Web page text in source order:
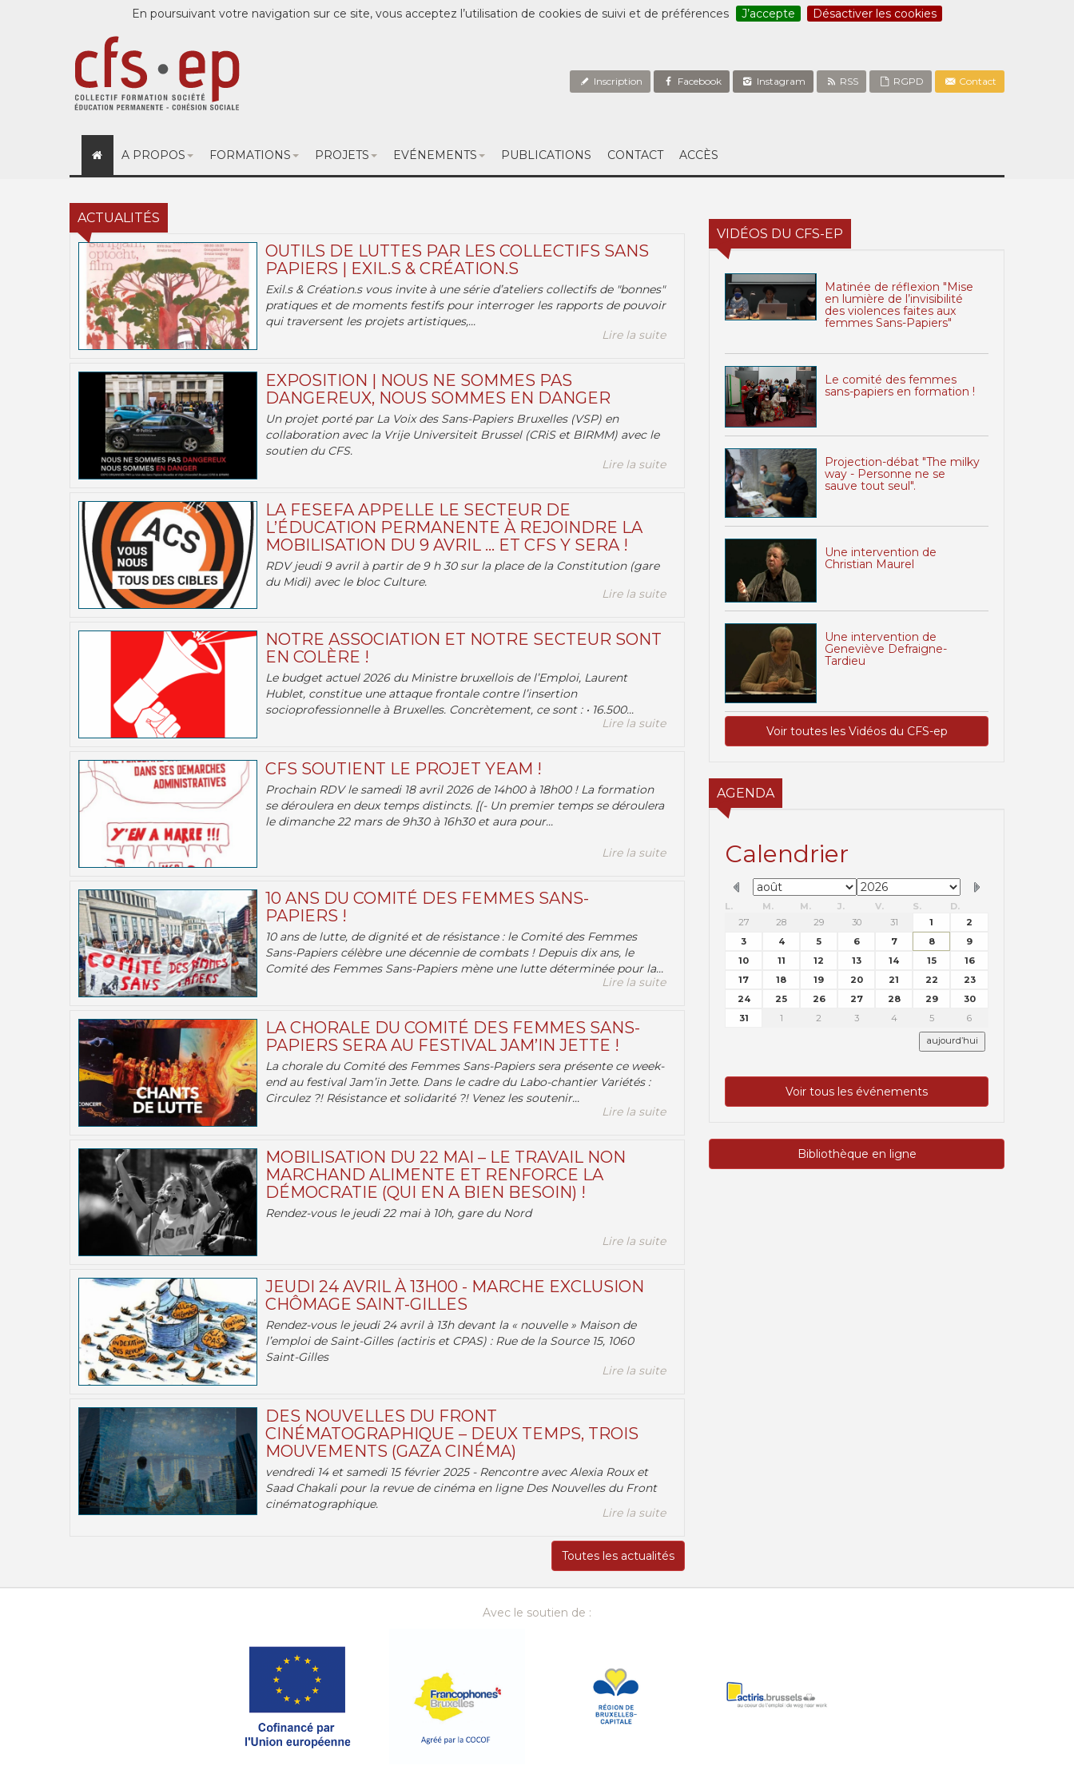
En poursuivant votre navigation sur ce site, vous acceptez l’utilisation de cookies de suivi et de préférences J’accepte Désactiver les cookies
Inscription Facebook Instagram RSS RGPD Contact
A PROPOS FORMATIONS PROJETS EVÉNEMENTS PUBLICATIONS CONTACT ACCÈS
ACTUALITÉS
OUTILS DE LUTTES PAR LES COLLECTIFS SANS
PAPIERS | EXIL.S & CRÉATION.S
Exil.s & Création.s vous invite à une série d’ateliers collectifs de "bonnes"
pratiques et de moments festifs pour interroger les rapports de pouvoir
qui traversent les projets artistiques,...
Lire la suite
EXPOSITION | NOUS NE SOMMES PAS
DANGEREUX, NOUS SOMMES EN DANGER
Un projet porté par La Voix des Sans-Papiers Bruxelles (VSP) en
collaboration avec la Vrije Universiteit Brussel (CRiS et BIRMM) avec le
soutien du CFS.
Lire la suite
LA FESEFA APPELLE LE SECTEUR DE
L’ÉDUCATION PERMANENTE À REJOINDRE LA
MOBILISATION DU 9 AVRIL … ET CFS Y SERA !
RDV jeudi 9 avril à partir de 9 h 30 sur la place de la Constitution (gare
du Midi) avec le bloc Culture.
Lire la suite
NOTRE ASSOCIATION ET NOTRE SECTEUR SONT
EN COLÈRE !
Le budget actuel 2026 du Ministre bruxellois de l’Emploi, Laurent
Hublet, constitue une attaque frontale contre l’insertion
socioprofessionnelle à Bruxelles. Concrètement, ce sont : • 16.500...
Lire la suite
CFS SOUTIENT LE PROJET YEAM !
Prochain RDV le samedi 18 avril 2026 de 14h00 à 18h00 ! La formation
se déroulera en deux temps distincts. [(- Un premier temps se déroulera
le dimanche 22 mars de 9h30 à 16h30 et aura pour...
Lire la suite
10 ANS DU COMITÉ DES FEMMES SANS-
PAPIERS !
10 ans de lutte, de dignité et de résistance : le Comité des Femmes
Sans-Papiers célèbre une décennie de combats ! Depuis dix ans, le
Comité des Femmes Sans-Papiers mène une lutte déterminée pour la...
Lire la suite
LA CHORALE DU COMITÉ DES FEMMES SANS-
PAPIERS SERA AU FESTIVAL JAM’IN JETTE !
La chorale du Comité des Femmes Sans-Papiers sera présente ce week-
end au festival Jam’in Jette. Dans le cadre du Labo-chantier Variétés :
Circulez ?! Résistance et solidarité ?! Venez les soutenir...
Lire la suite
MOBILISATION DU 22 MAI – LE TRAVAIL NON
MARCHAND ALIMENTE ET RENFORCE LA
DÉMOCRATIE (QUI EN A BIEN BESOIN) !
Rendez-vous le jeudi 22 mai à 10h, gare du Nord
Lire la suite
JEUDI 24 AVRIL À 13H00 - MARCHE EXCLUSION
CHÔMAGE SAINT-GILLES
Rendez-vous le jeudi 24 avril à 13h devant la « nouvelle » Maison de
l’emploi de Saint-Gilles (actiris et CPAS) : Rue de la Source 15, 1060
Saint-Gilles
Lire la suite
DES NOUVELLES DU FRONT
CINÉMATOGRAPHIQUE – DEUX TEMPS, TROIS
MOUVEMENTS (GAZA CINÉMA)
vendredi 14 et samedi 15 février 2025 - Rencontre avec Alexia Roux et
Saad Chakali pour la revue de cinéma en ligne Des Nouvelles du Front
cinématographique.
Lire la suite
Toutes les actualités
VIDÉOS DU CFS-EP
Matinée de réflexion "Mise
en lumière de l’invisibilité
des violences faites aux
femmes Sans-Papiers"
Le comité des femmes
sans-papiers en formation !
Projection-débat "The milky
way - Personne ne se
sauve tout seul".
Une intervention de
Christian Maurel
Une intervention de
Geneviève Defraigne-
Tardieu
Voir toutes les Vidéos du CFS-ep
AGENDA
Calendrier
L. M. M. J. V. S.
D.
27
28 29 30 31 1
2
3
4 5 6 7 8
9
10
11 12 13 14 15
16
17
18 19 20 21 22
23
24
25 26 27 28 29
30
31
1 2 3 4 5 6
aujourd’hui
Voir tous les événements
Bibliothèque en ligne
Avec le soutien de :